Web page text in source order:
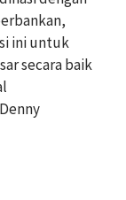
ini untuk
secara baik